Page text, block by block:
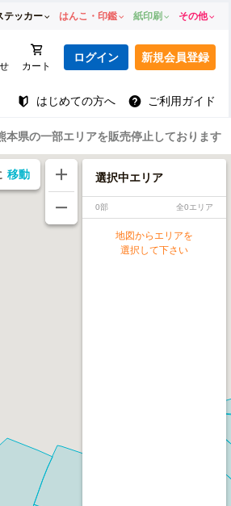
テッカー はんこ・印鑑 紙印刷 その他
カート
ログイン 新規会員登録
はじめての方へ ご利用ガイド
本県の一部エリアを販売停止しております
移動 選択中エリア
0部 全0エリア
地図からエリアを
選択して下さい